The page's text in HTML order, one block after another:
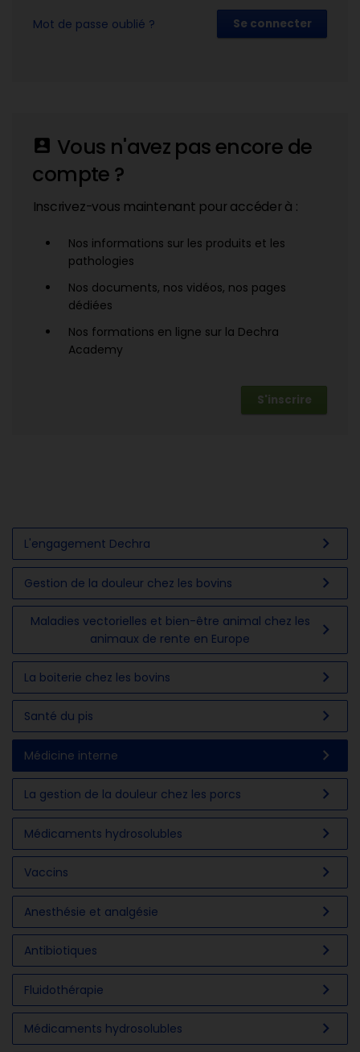
Mot de passe oublié ? Se connecter
account_box Vous n'avez pas encore de
compte ?
Inscrivez-vous maintenant pour accéder à :
Nos informations sur les produits et les
pathologies
Nos documents, nos vidéos, nos pages
dédiées
Nos formations en ligne sur la Dechra
Academy
S'inscrire
L'engagement Dechra chevron_right
Gestion de la douleur chez les bovins chevron_right
Maladies vectorielles et bien-être animal chez les
animaux de rente en Europe
chevron_right
La boiterie chez les bovins chevron_right
Santé du pis chevron_right
Médicine interne chevron_right
La gestion de la douleur chez les porcs chevron_right
Médicaments hydrosolubles chevron_right
Vaccins chevron_right
Anesthésie et analgésie chevron_right
Antibiotiques chevron_right
Fluidothérapie chevron_right
Médicaments hydrosolubles chevron_right